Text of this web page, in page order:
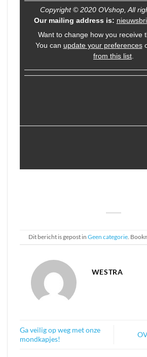
Copyright © 2020 OVshop, All
Our mailing address is:
Want to change how you receive
You can update your preferences
from this list.
Dit bericht is gepost inGeen categorie .
WESTRA
Ga veilig op weg met onze
mondkapjes!